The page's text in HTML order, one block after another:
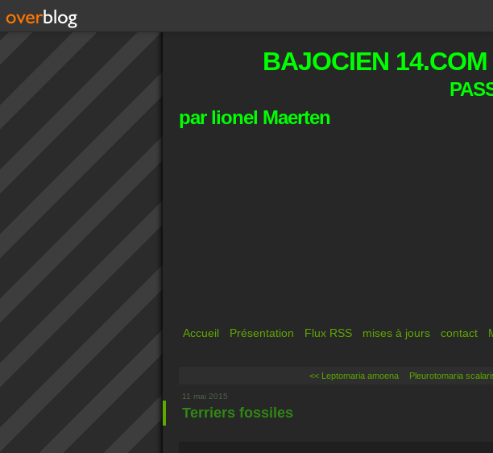
BAJOCIEN 14.COM
par lionel Maerten
Accueil Présentation Flux RSS mises à jours contact
<< Leptomaria amoena Pleurotomaria
11 mai 2015
Terriers fossiles